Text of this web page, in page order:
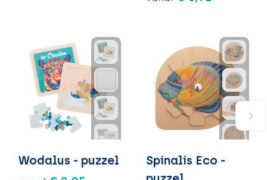
Wodalus - puzzel
Spinalis Eco -